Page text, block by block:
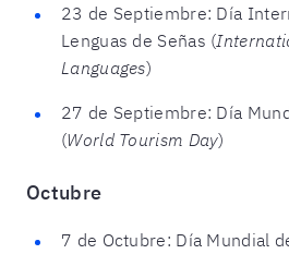
23 de Septiembre: Día
Lenguas de Señas (
Languages)
27 de Septiembre: Día
(World Tourism Day)
Octubre
7 de Octubre: Día Mundial